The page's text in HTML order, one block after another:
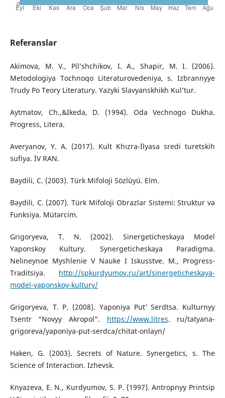
Referanslar
Akimova, M. V., Pil’shchikov, I. A., Shapir, M. I. (2006).
Metodologiya Tochnoqo Literaturovedeniya, s. Izbrannyye
Trudy Po Teory Literatury. Yazyki Slavyanskhikh Kul’tur.
Aytmatov, Ch.,&Ikeda, D. (1994). Oda Vechnogo Dukha.
Progress, Litera.
Averyanov, Y. A. (2017). Kult Khızra-İlyasa sredi turetskih
sufiya. İV RAN.
Bəydili, C. (2003). Türk Mifoloji Sözlüyü. Elm.
Bəydili, C. (2007). Türk Mifoloji Obrazlar Sistemi: Struktur və
Funksiya. Mütərcim.
Grigoryeva, T. N. (2002). Sinergeticheskaya Model
Yaponskoy Kultury. Synergeticheskaya Paradigma.
Nelineynoe Myshlenie V Nauke I Iskusstve. M., Progress-
Traditsiya. http://spkurdyumov.ru/art/sinergeticheskaya-
model-yaponskoy-kultury/
Grigoryeva, T. P. (2008). Yaponiya Put’ Serdtsa. Kulturnyy
Tsentr “Novyy Akropol”. https://www.litres. ru/tatyana-
grigoreva/yaponiya-put-serdca/chitat-onlayn/
Haken, G. (2003). Secrets of Nature. Synergetics, s. The
Science of Interaction. Izhevsk.
Knyazeva, E. N., Kurdyumov, S. P. (1997). Antropnyy Printsip